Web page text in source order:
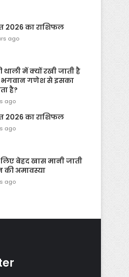
2026 का राशिफल
ago
थाली में क्यों रखी जाती है
भगवान गणेश से इसका
है?
ago
2026 का राशिफल
ago
बेहद खास मानी जाती
की अमावस्या
ago